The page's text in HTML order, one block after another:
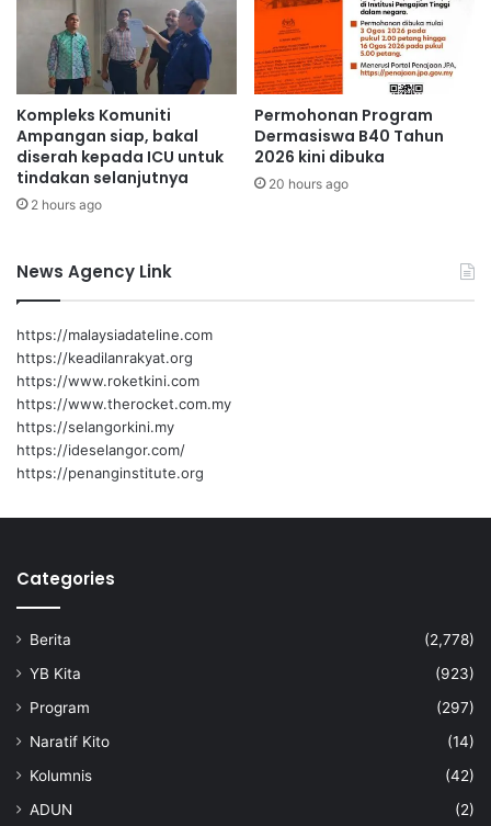
u
A
m
p
u
a
a
j
h
a
h
Kompleks Komuniti
Ampangan siap, bakal
diserah kepada ICU untuk
tindakan selanjutnya
2 hours ago
Permohonan Program
Dermasiswa B40 Tahun
2026 kini dibuka
20 hours ago
News Agency Link
https://malaysiadateline.com
https://keadilanrakyat.org
https://www.roketkini.com
https://www.therocket.com.my
https://selangorkini.my
https://ideselangor.com/
https://penanginstitute.org
Categories
Berita
(2,778)
YB Kita
(923)
Program
(297)
Naratif Kito
(14)
Kolumnis
(42)
ADUN
(2)